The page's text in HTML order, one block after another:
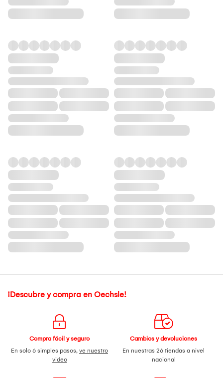
¡Descubre y compra en Oechsle!
Compra fácil y seguro
En solo 6 simples pasos, ve nuestro
video
Cambios y devoluciones
En nuestras 26 tiendas a nivel
nacional